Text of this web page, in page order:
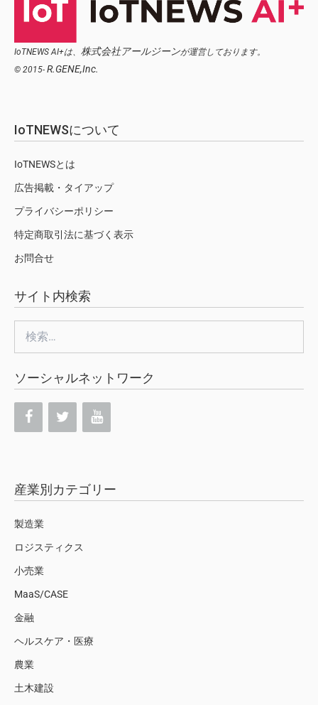
IoTNEWS AI+は、 株式会社アールジーンが運営しております。
© 2015- R.GENE,Inc.
IoTNEWSについて
IoTNEWSとは
広告掲載・タイアップ
プライバシーポリシー
特定商取引法に基づく表示
お問合せ
サイト内検索
索:
ソーシャルネットワーク
産業別カテゴリー
製造業
ロジスティクス
小売業
MaaS/CASE
金融
ヘルスケア・医療
農業
土木建設